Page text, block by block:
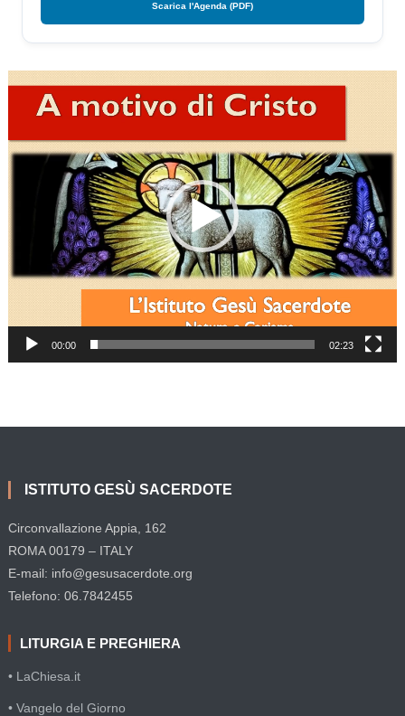
Scarica l'Agenda (PDF)
Player
00:00 02:23
ISTITUTO GESÙ SACERDOTE
Circonvallazione Appia, 162
ROMA 00179 – ITALY
E-mail: info@gesusacerdote.org
Telefono: 06.7842455
LITURGIA E PREGHIERA
• LaChiesa.it
• Vangelo del Giorno